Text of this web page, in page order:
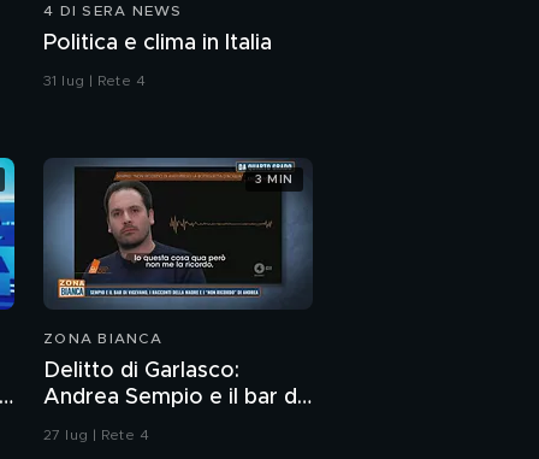
Gestazione per altri: le
4 DI SERA NEWS
Politica e clima in Italia
31 lug | Rete 4
ZONA BIANCA
Delitto di Garlasco:
Andrea Sempio e il bar di
Vigevano e i racconti
27 lug | Rete 4
3 MIN